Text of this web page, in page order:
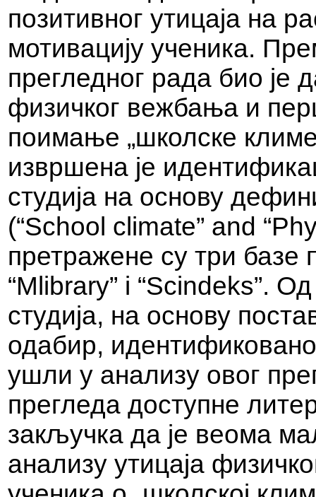
позитивног утицаја на
мотивацију ученика.
прегледног рада био је
физичког вежбања и
поимање „школске
извршена је
студија на основу
(“School climate” and
претражене су три базе
“Mlibrary” i “Scindeks”.
студија, на основу
одабир, идентификовано
ушли у анализу овог
прегледа доступне
закључка да је веома
анализу утицаја